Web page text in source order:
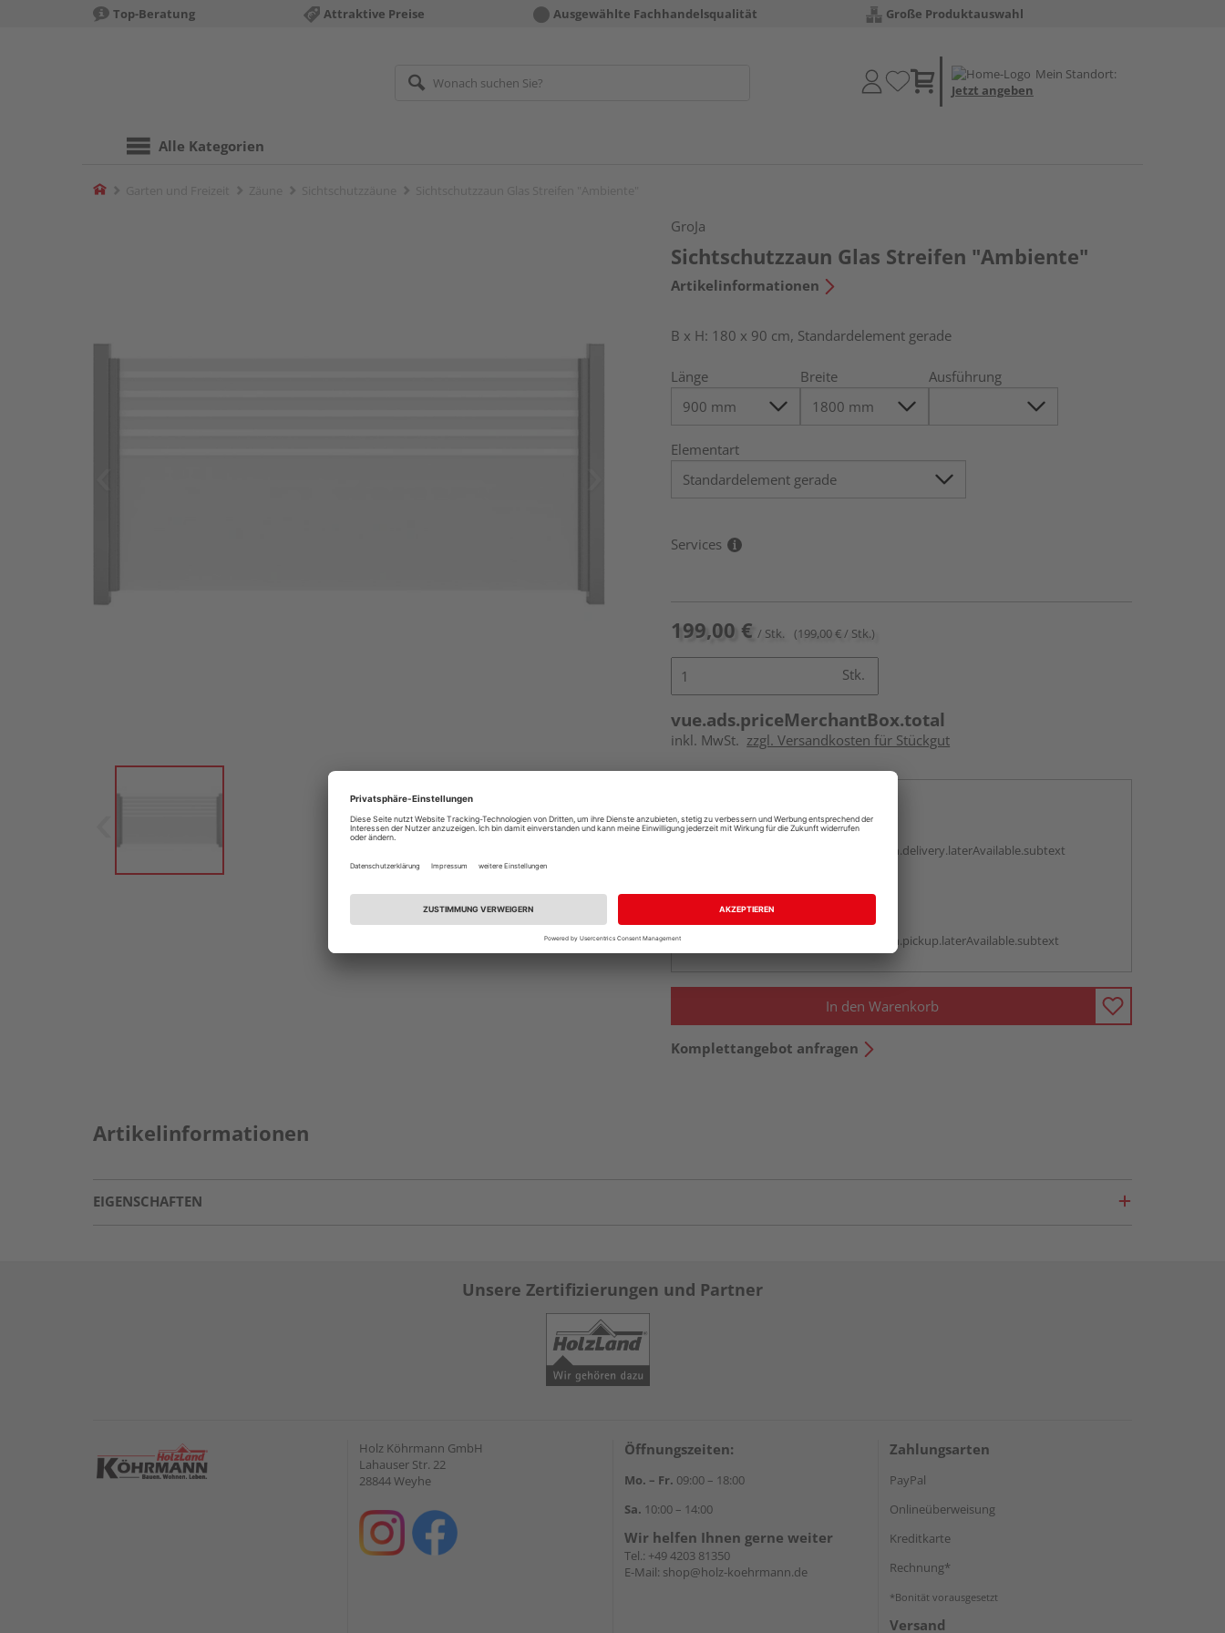
Top-Beratung Attraktive Preise Ausgewählte Fachhandelsqualität Große Produktauswahl
Mein Standort:
Jetzt angeben
Alle Kategorien
Home
GroJa
Sichtschutzzaun Glas Streifen "Ambiente"
Artikelinformationen
B x H: 180 x 90 cm, Standardelement gerade
Länge Breite Ausführung
Elementart
Services
199,00 € / Stk. (199,00 € / Stk.)
Stk.
vue.ads.priceMerchantBox.total
inkl. MwSt. zzgl. Versandkosten für Stückgut
Auf Vorbestellung:
vue.ads.priceMerchantBox.option.delivery.laterAvailable.subtext
Beim Händler abholen
Auf Vorbestellung:
vue.ads.priceMerchantBox.option.pickup.laterAvailable.subtext
In den Warenkorb
Komplettangebot anfragen
Artikelinformationen
EIGENSCHAFTEN
Unsere Zertifizierungen und Partner
Holz Köhrmann GmbH
Lahauser Str. 22
28844 Weyhe
Öffnungszeiten:
Mo. – Fr. 09:00 – 18:00
Sa. 10:00 – 14:00
Wir helfen Ihnen gerne weiter
Tel.: +49 4203 81350
E-Mail: shop@holz-koehrmann.de
Zahlungsarten
PayPal
Onlineüberweisung
Kreditkarte
Rechnung*
*Bonität vorausgesetzt
Versand